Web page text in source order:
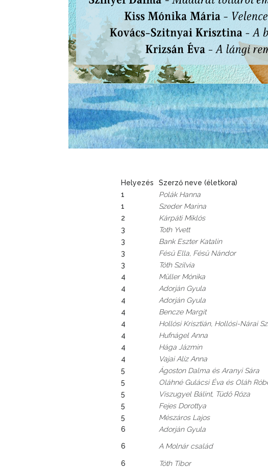
Helyezés Szerző neve (életkora)
1
Polák Hanna
1
Szeder Marina
2
Kárpáti Miklós
3
Toth Yvett
3
Bank Eszter Katalin
3
Fésü Ella, Fésü Nándor
3
Tóth Szilvia
4
Müller Mónika
4
Adorján Gyula
4
Adorján Gyula
4
Bencze Margit
4
Hollósi Krisztián, Hollósi-Nárai
4
Hufnágel Anna
4
Hága Jázmin
4
Vajai Alíz Anna
5
Ágoston Dalma és Aranyi Sára
5
Oláhné Gulácsi Éva és Oláh
5
Viszugyel Bálint, Tüdő Róza
5
Fejes Dorottya
5
Mészáros Lajos
6
Adorján Gyula
6 A Molnár család
6
Tóth Tibor